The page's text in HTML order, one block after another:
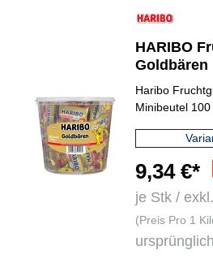
HARIBO
Goldbären
Haribo
Minibeutel 100
9,34 €*
je Stk /
(Preis Pro 1
ursprünglich